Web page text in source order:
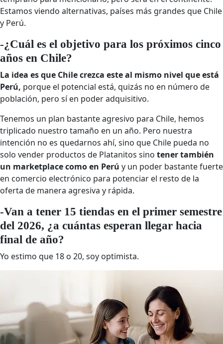
Estamos viendo alternativas, países más grandes que Chile
y Perú.
-¿Cuál es el objetivo para los próximos cinco
años en Chile?
La idea es que Chile crezca este al mismo nivel que está
Perú, porque el potencial está, quizás no en número de
población, pero sí en poder adquisitivo.
Tenemos un plan bastante agresivo para Chile, hemos
triplicado nuestro tamaño en un año. Pero nuestra
intención no es quedarnos ahí, sino que Chile pueda no
solo vender productos de Platanitos sino tener también
un marketplace como en Perú y un poder bastante fuerte
en comercio electrónico para potenciar el resto de la
oferta de manera agresiva y rápida.
-Van a tener 15 tiendas en el primer semestre
del 2026, ¿a cuántas esperan llegar hacia
final de año?
Yo estimo que 18 o 20, soy optimista.